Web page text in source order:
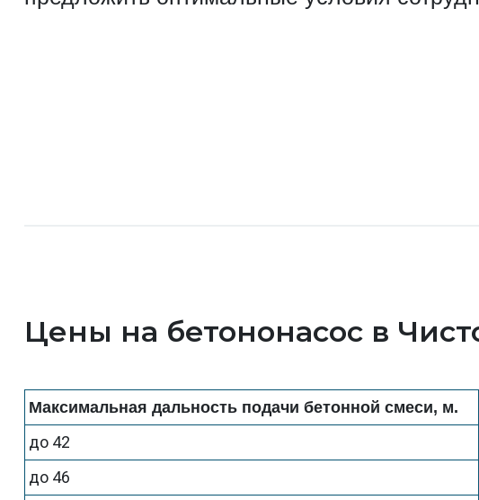
Цены на бетононасос в
Максимальная дальность подачи бетонной смеси, м.
до 42
до 46